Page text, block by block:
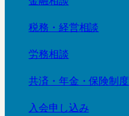
税務・経営相談
労務相談
共済・年金・保険制度
入会申し込み